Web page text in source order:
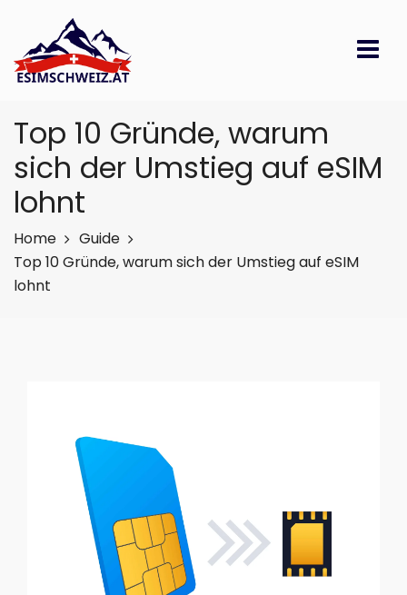
Top 10 Gründe, warum
sich der Umstieg auf eSIM
lohnt
Home
Guide
Top 10 Gründe, warum sich der Umstieg auf eSIM
lohnt